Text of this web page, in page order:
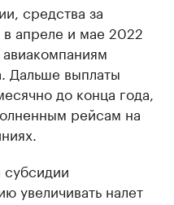
средства за
апреле и мае 2022
авиакомпаниям
Дальше выплаты
до конца года,
рейсам на
субсидии
увеличивать налет